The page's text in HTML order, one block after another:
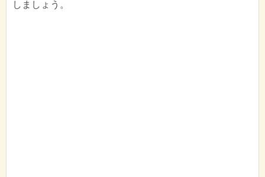
しましょう。